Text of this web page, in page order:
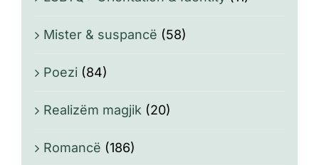
Mister & suspancë (58)
Poezi (84)
Realizëm magjik (20)
Romancë (186)